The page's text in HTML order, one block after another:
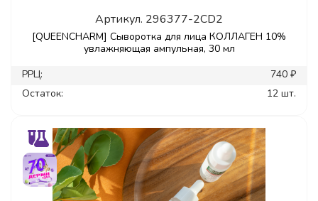
Артикул. 296377-2CD2
[QUEENCHARM] Сыворотка для лица КОЛЛАГЕН 10%
увлажняющая ампульная, 30 мл
РРЦ:
740 ₽
Остаток:
12 шт.